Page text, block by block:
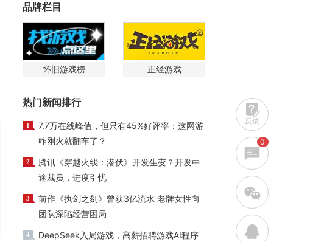
品牌栏目
怀旧游戏榜 正经游戏
热门新闻排行
1
7.7万在线峰值，但只有45%好评率：这网游
咋刚火就翻车了？
2
腾讯《穿越火线：潜伏》开发生变？开发中
途裁员，进度引忧
3
前作《执剑之刻》曾获3亿流水 老牌女性向
团队深陷经营困局
4
DeepSeek入局游戏，高薪招聘游戏AI程序
反馈
0
w
q